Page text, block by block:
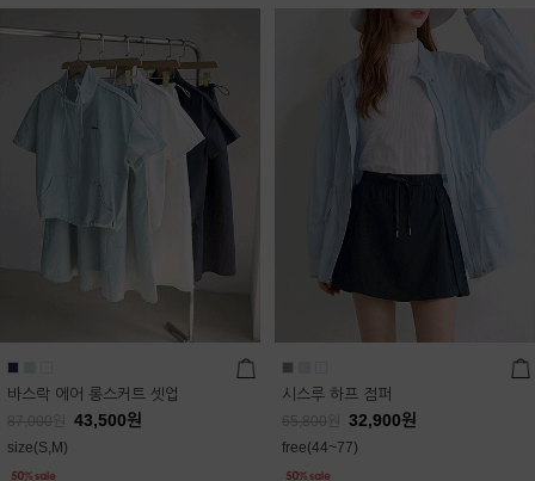
바스락 에어 롱스커트 셋업
87,000 43,500원
size(S,M)
시스루 하프 점퍼
65,800 32,900원
free(44~77)